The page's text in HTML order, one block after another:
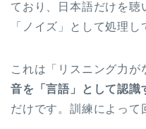
ており、日本語だけを聴
「ノイズ」として処理し
これは「リスニング力が
音を「言語」として認識
だけです。訓練によって